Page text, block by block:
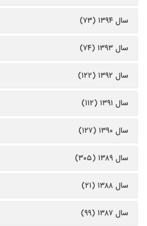
سال ۱۳۹۴ (۷۳)
سال ۱۳۹۳ (۷۴)
سال ۱۳۹۲ (۱۲۲)
سال ۱۳۹۱ (۱۱۲)
سال ۱۳۹۰ (۱۲۷)
سال ۱۳۸۹ (۳۰۵)
سال ۱۳۸۸ (۲۱)
سال ۱۳۸۷ (۹۹)